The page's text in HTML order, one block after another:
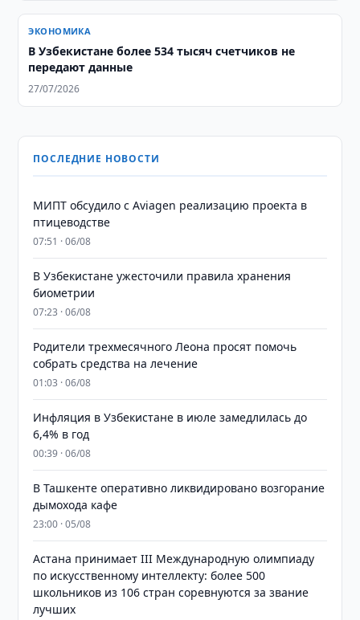
ЭКОНОМИКА
В Узбекистане более 534 тысяч счетчиков не
передают данные
27/07/2026
ПОСЛЕДНИЕ НОВОСТИ
МИПТ обсудило с Aviagen реализацию проекта в
птицеводстве
07:51 · 06/08
В Узбекистане ужесточили правила хранения
биометрии
07:23 · 06/08
Родители трехмесячного Леона просят помочь
собрать средства на лечение
01:03 · 06/08
Инфляция в Узбекистане в июле замедлилась до
6,4% в год
00:39 · 06/08
В Ташкенте оперативно ликвидировано возгорание
дымохода кафе
23:00 · 05/08
Астана принимает III Международную олимпиаду
по искусственному интеллекту: более 500
школьников из 106 стран соревнуются за звание
лучших